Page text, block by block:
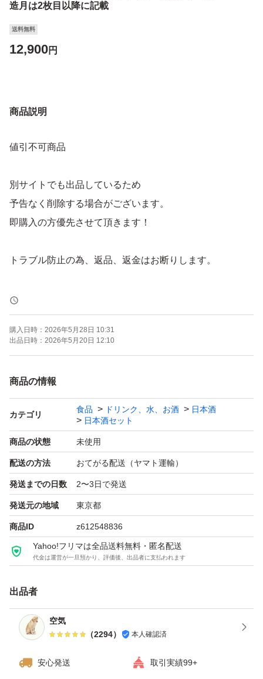
造月は2枚目以降に記載
送料無料
12,900円
商品説明
値引不可商品
別サイトでも出品しているため
予告なく削除する場合がございます。
即購入の方優先させて頂きます！
トラブル防止の為、返品、返金はお断りします。
よろしくお願いします！！
【お願い】
・・Yahoo!フリマの仕様につきクール便での発送は行な
・段ボールでの発送中に割れてしまう事があったため、お
酒用のP箱で発送しております！
・段ボールご希望の際は購入後にメッセージでご連絡くだ
さい。
・配達日時のご希望がある方も購入後のメッセージでご連
絡ください。
・日曜日、月曜日は発送をお休みさせて頂く場合がござい
ますが、ご了承下さい。
・ダンボールは破損しやすい為プラスチック箱を推奨しま
ンとなります。
------------検索用------------
獺祭、十四代、黒龍、而今、鍋島、勝駒、花邑、花陽浴、
購入日時： 2026年5月28日 10:31
出品日時： 2026年5月20日 12:10
商品の情報
カテゴリ
食品 ドリンク、水、お酒
日本酒
日本酒セット
商品の状態 未使用
配送の方法 おてがる配送（ヤマト運輸）
発送までの日数 2〜3日で発送
発送元の地域 東京都
商品ID z612548836
Yahoo!フリマは全品送料無料・匿名配送
代金は運営が一旦預かり、評価後、出品者に支払われます
出品者
空気
（2294） 本人確認済
安心発送 取引実績99+